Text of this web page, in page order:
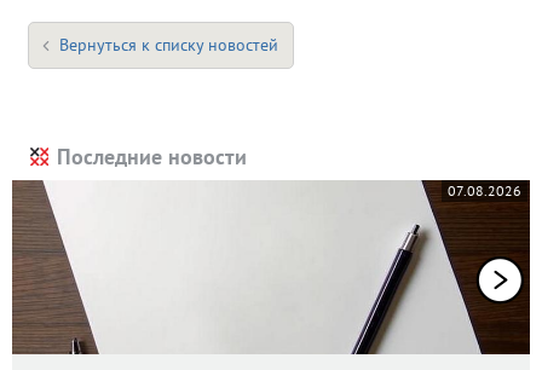
Вернуться к списку новостей
Последние новости
07.08.2026